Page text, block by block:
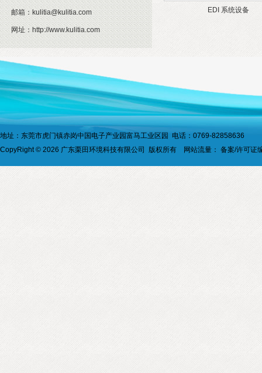
邮箱： kulitia@kulitia.com
网址： http://www.kulitia.com
EDI 系统设备
地址：东莞市虎门镇赤岗中国电子产业园富马工业区园 电话：0769-82858636
CopyRight © 2026 广东栗田环境科技有限公司 版权所有 网站流量： 备案/许可证